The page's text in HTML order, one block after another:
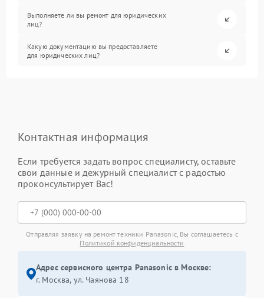
Выполняете ли вы ремонт для юридических
лиц?
Какую документацию вы предоставляете
для юридических лиц?
Контактная информация
Если требуется задать вопрос специалисту, оставьте
свои данные и дежурный специалист с радостью
проконсультирует Вас!
Отправляя заявку на ремонт техники Panasonic, Вы соглашаетесь с
Политикой конфиденциальности
Адрес сервисного центра Panasonic в Москве:
г. Москва, ул. Чаянова 18